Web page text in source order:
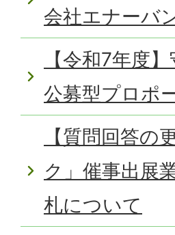
会社エナーバ
【令和7年度
公募型プロポ
【質問回答の
ク」催事出展
札について